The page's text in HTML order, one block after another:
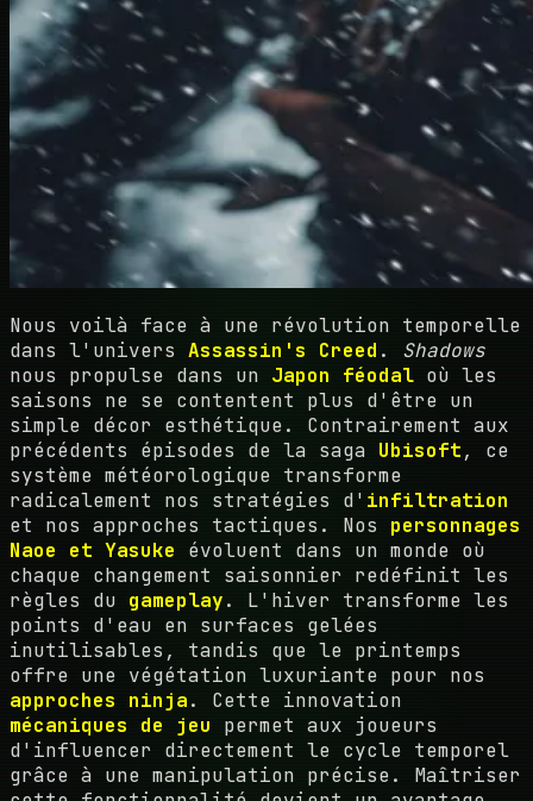
Nous voilà face à une révolution temporelle
dans l'univers Assassin's Creed . Shadows
nous propulse dans un Japon féodal où les
saisons ne se contentent plus d'être un
simple décor esthétique. Contrairement aux
précédents épisodes de la saga Ubisoft, ce
système météorologique transforme
radicalement nos stratégies d' infiltration
et nos approches tactiques. Nos personnages
Naoe et Yasuke évoluent dans un monde où
chaque changement saisonnier redéfinit les
règles du gameplay. L'hiver transforme les
points d'eau en surfaces gelées
inutilisables, tandis que le printemps
offre une végétation luxuriante pour nos
approches ninja. Cette innovation
mécaniques de jeu permet aux joueurs
d'influencer directement le cycle temporel
grâce à une manipulation précise. Maîtriser